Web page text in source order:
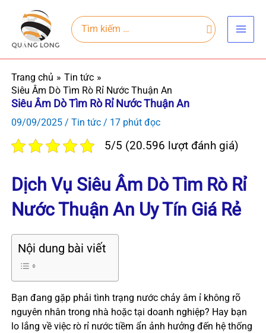
dung
Search
for:
Trang chủ
Tin tức
Siêu Âm Dò Tìm Rò Rỉ Nước Thuận An
Siêu Âm Dò Tìm Rò Rỉ Nước Thuận An
09/09/2025 / Tin tức/ 17 phút đọc
5/5 (20.596 lượt đánh giá)
Dịch Vụ Siêu Âm Dò Tìm Rò Rỉ
Nước Thuận An Uy Tín Giá Rẻ
Nội dung bài viết
Bạn đang gặp phải tình trạng nước chảy âm ỉ không rõ
nguyên nhân trong nhà hoặc tại doanh nghiệp? Hay bạn
lo lắng về việc rò rỉ nước tiềm ẩn ảnh hưởng đến hệ thống